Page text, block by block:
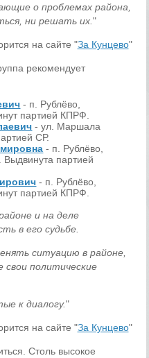
о проблемах района,
ни решать их."
на сайте "За Кунцево"
рекомендует
- п. Рублёво,
партией КПРФ.
- ул. Маршала
СР.
- п. Рублёво,
Выдвинута партией
- п. Рублёво,
партией КПРФ.
и на деле
в его судьбе.
ситуацию в районе,
политические
к диалогу."
на сайте "За Кунцево"
Столь высокое